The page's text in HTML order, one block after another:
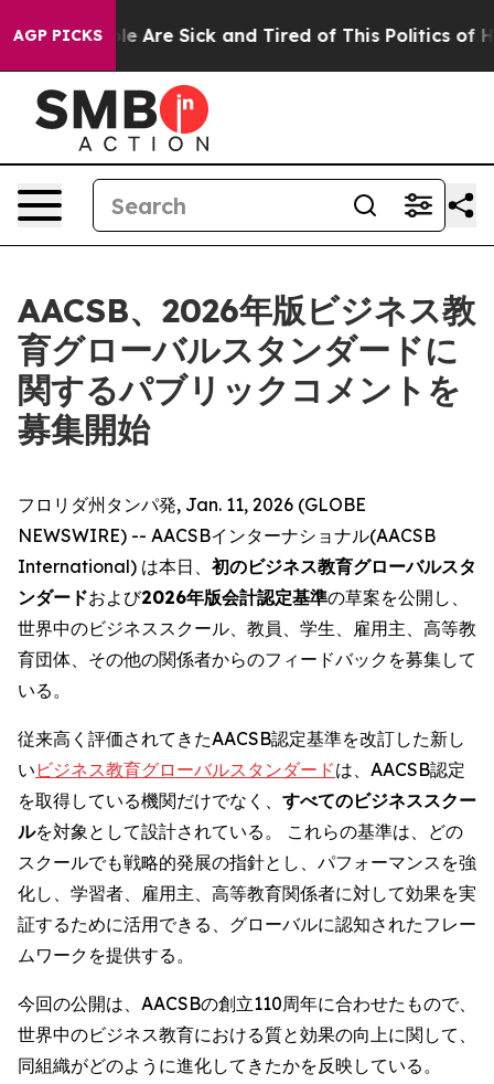
AGP PICKS
“People Are Sick and Tired of This Politics of
AACSB、2026年版ビジネス教
育グローバルスタンダードに
関するパブリックコメントを
募集開始
フロリダ州タンパ発, Jan. 11, 2026 (GLOBE
NEWSWIRE) -- AACSBインターナショナル(AACSB
International) は本日、 初のビジネス教育グローバルスタ
ンダードおよび2026年版会計認定基準の草案を公開し、
世界中のビジネススクール、教員、学生、雇用主、高等教
育団体、その他の関係者からのフィードバックを募集して
いる。
従来高く評価されてきたAACSB認定基準を改訂した新し
い ビジネス教育グローバルスタンダードは、AACSB認定
を取得している機関だけでなく、 すべてのビジネススクー
ルを対象として設計されている。 これらの基準は、どの
スクールでも戦略的発展の指針とし、パフォーマンスを強
化し、学習者、雇用主、高等教育関係者に対して効果を実
証するために活用できる、グローバルに認知されたフレー
ムワークを提供する。
今回の公開は、AACSBの創立110周年に合わせたもので、
世界中のビジネス教育における質と効果の向上に関して、
同組織がどのように進化してきたかを反映している。